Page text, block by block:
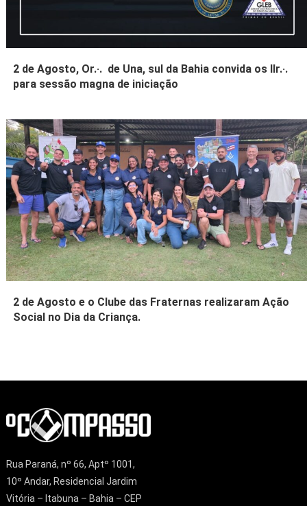
2 de Agosto, Or.·. de Una, sul da Bahia convida os IIr.·.
para sessão magna de iniciação
2 de Agosto e o Clube das Fraternas realizaram Ação
Social no Dia da Criança.
Rua Paraná, nº 66, Aptº 1001,
10º Andar, Residencial Jardim
Vitória – Itabuna – Bahia – CEP